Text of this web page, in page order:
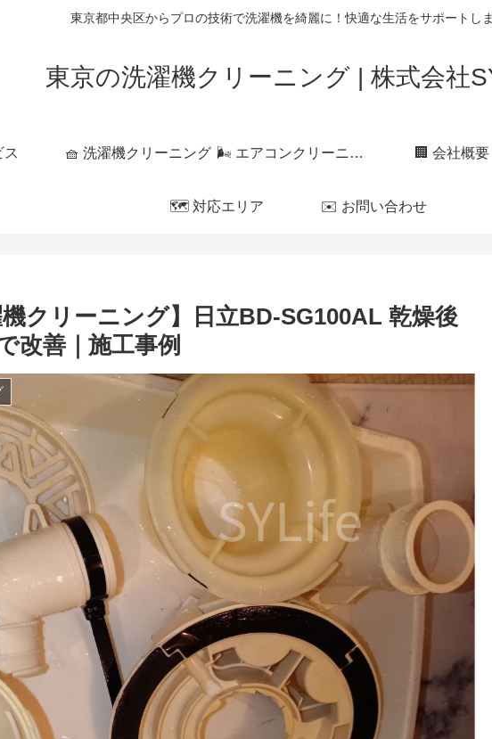
東京都中央区からプロの技術で洗濯機を綺麗に！快適な生活をサポートしま
東京の洗濯機クリーニング | 株式会社
ス 🧺 洗濯機クリーニング 🌬 エアコンクリーニング 🏢 会社概要
🗺 対応エリア ✉️ お問い合わせ
機クリーニング】日立BD-SG100AL 乾燥後
改善｜施工事例